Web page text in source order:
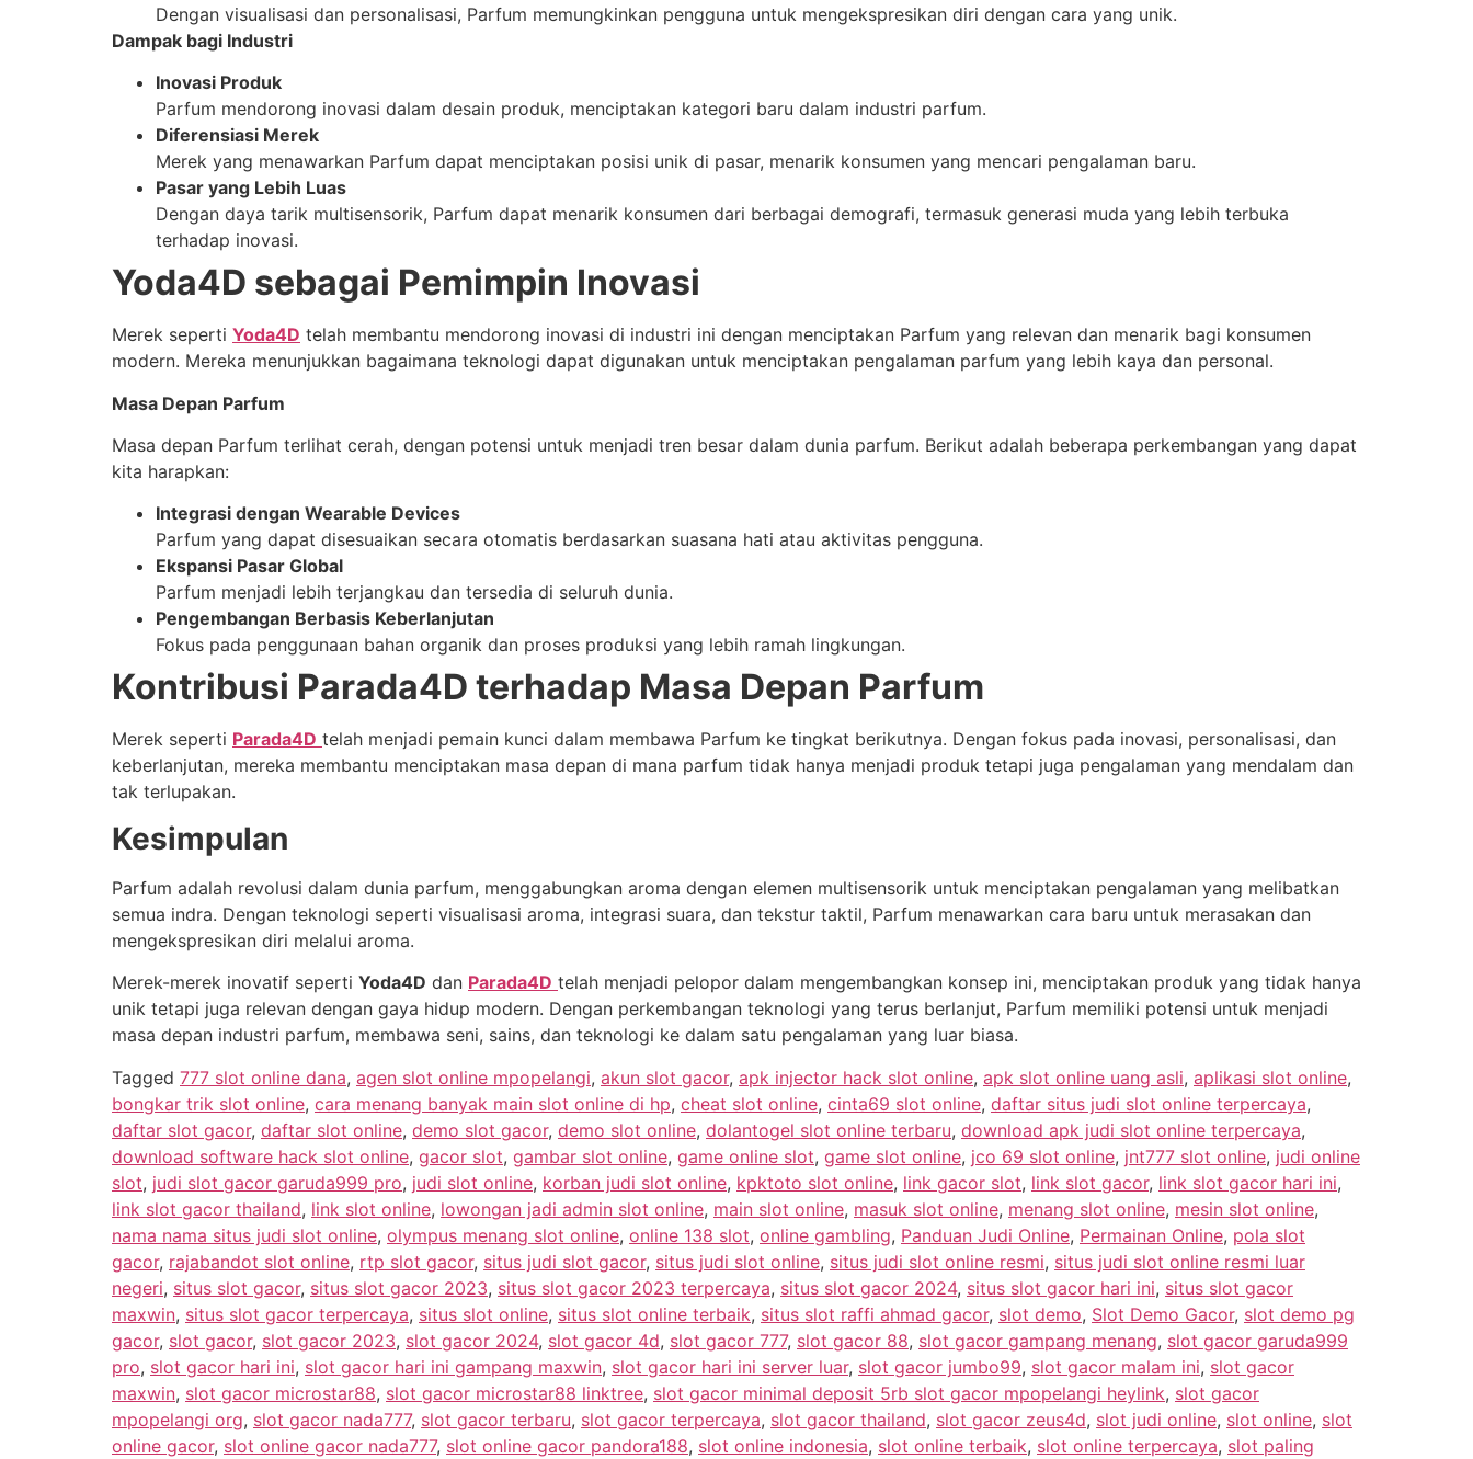
Dengan visualisasi dan personalisasi, Parfum memungkinkan pengguna untuk mengekspresikan diri dengan cara yang unik.
Dampak bagi Industri
Inovasi Produk
Parfum mendorong inovasi dalam desain produk, menciptakan kategori baru dalam industri parfum.
Diferensiasi Merek
Merek yang menawarkan Parfum dapat menciptakan posisi unik di pasar, menarik konsumen yang mencari pengalaman baru.
Pasar yang Lebih Luas
Dengan daya tarik multisensorik, Parfum dapat menarik konsumen dari berbagai demografi, termasuk generasi muda yang lebih terbuka
terhadap inovasi.
Yoda4D sebagai Pemimpin Inovasi
Merek seperti Yoda4D telah membantu mendorong inovasi di industri ini dengan menciptakan Parfum yang relevan dan menarik bagi konsumen
modern. Mereka menunjukkan bagaimana teknologi dapat digunakan untuk menciptakan pengalaman parfum yang lebih kaya dan personal.
Masa Depan Parfum
Masa depan Parfum terlihat cerah, dengan potensi untuk menjadi tren besar dalam dunia parfum. Berikut adalah beberapa perkembangan yang dapat
kita harapkan:
Integrasi dengan Wearable Devices
Parfum yang dapat disesuaikan secara otomatis berdasarkan suasana hati atau aktivitas pengguna.
Ekspansi Pasar Global
Parfum menjadi lebih terjangkau dan tersedia di seluruh dunia.
Pengembangan Berbasis Keberlanjutan
Fokus pada penggunaan bahan organik dan proses produksi yang lebih ramah lingkungan.
Kontribusi Parada4D terhadap Masa Depan Parfum
Merek seperti Parada4D telah menjadi pemain kunci dalam membawa Parfum ke tingkat berikutnya. Dengan fokus pada inovasi, personalisasi, dan
keberlanjutan, mereka membantu menciptakan masa depan di mana parfum tidak hanya menjadi produk tetapi juga pengalaman yang mendalam dan
tak terlupakan.
Kesimpulan
Parfum adalah revolusi dalam dunia parfum, menggabungkan aroma dengan elemen multisensorik untuk menciptakan pengalaman yang melibatkan
semua indra. Dengan teknologi seperti visualisasi aroma, integrasi suara, dan tekstur taktil, Parfum menawarkan cara baru untuk merasakan dan
mengekspresikan diri melalui aroma.
Merek-merek inovatif seperti Yoda4D dan Parada4D telah menjadi pelopor dalam mengembangkan konsep ini, menciptakan produk yang tidak hanya
unik tetapi juga relevan dengan gaya hidup modern. Dengan perkembangan teknologi yang terus berlanjut, Parfum memiliki potensi untuk menjadi
masa depan industri parfum, membawa seni, sains, dan teknologi ke dalam satu pengalaman yang luar biasa.
Tagged 777 slot online dana, agen slot online mpopelangi, akun slot gacor, apk injector hack slot online, apk slot online uang asli, aplikasi slot online,
bongkar trik slot online, cara menang banyak main slot online di hp, cheat slot online, cinta69 slot online, daftar situs judi slot online terpercaya,
daftar slot gacor, daftar slot online, demo slot gacor, demo slot online, dolantogel slot online terbaru, download apk judi slot online terpercaya,
download software hack slot online, gacor slot, gambar slot online, game online slot, game slot online, jco 69 slot online, jnt777 slot online, judi online
slot, judi slot gacor garuda999 pro, judi slot online, korban judi slot online, kpktoto slot online, link gacor slot, link slot gacor, link slot gacor hari ini,
link slot gacor thailand, link slot online, lowongan jadi admin slot online, main slot online, masuk slot online, menang slot online, mesin slot online,
nama nama situs judi slot online, olympus menang slot online, online 138 slot, online gambling, Panduan Judi Online, Permainan Online, pola slot
gacor, rajabandot slot online, rtp slot gacor, situs judi slot gacor, situs judi slot online, situs judi slot online resmi, situs judi slot online resmi luar
negeri, situs slot gacor, situs slot gacor 2023, situs slot gacor 2023 terpercaya, situs slot gacor 2024, situs slot gacor hari ini, situs slot gacor
maxwin, situs slot gacor terpercaya, situs slot online, situs slot online terbaik, situs slot raffi ahmad gacor, slot demo, Slot Demo Gacor, slot demo pg
gacor, slot gacor, slot gacor 2023, slot gacor 2024, slot gacor 4d, slot gacor 777, slot gacor 88, slot gacor gampang menang, slot gacor garuda999
pro, slot gacor hari ini, slot gacor hari ini gampang maxwin, slot gacor hari ini server luar, slot gacor jumbo99, slot gacor malam ini, slot gacor
maxwin, slot gacor microstar88, slot gacor microstar88 linktree, slot gacor minimal deposit 5rb slot gacor mpopelangi heylink, slot gacor
mpopelangi org, slot gacor nada777, slot gacor terbaru, slot gacor terpercaya, slot gacor thailand, slot gacor zeus4d, slot judi online, slot online, slot
online gacor, slot online gacor nada777, slot online gacor pandora188, slot online indonesia, slot online terbaik, slot online terpercaya, slot paling